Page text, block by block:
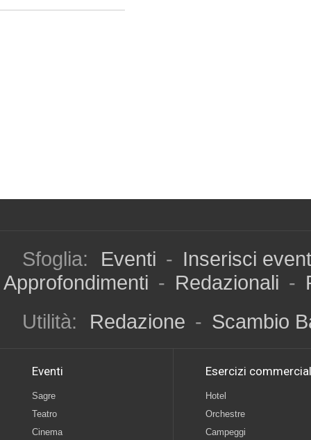
Sfoglia: Eventi - Inserisci
Approfondimenti - Redazionali -
Utilità:
Redazione - Scambio
Eventi
Sagre
Teatro
Cinema
Esercizi
Hotel
Orchestre
Campeggi